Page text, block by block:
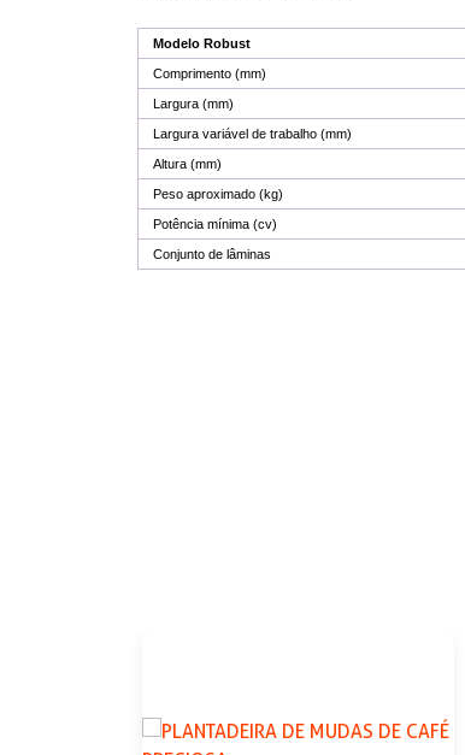
Modelo Robust
Comprimento (mm)
Largura (mm)
Largura variável de trabalho (mm)
Altura (mm)
Peso aproximado (kg)
Potência mínima (cv)
Conjunto de lâminas